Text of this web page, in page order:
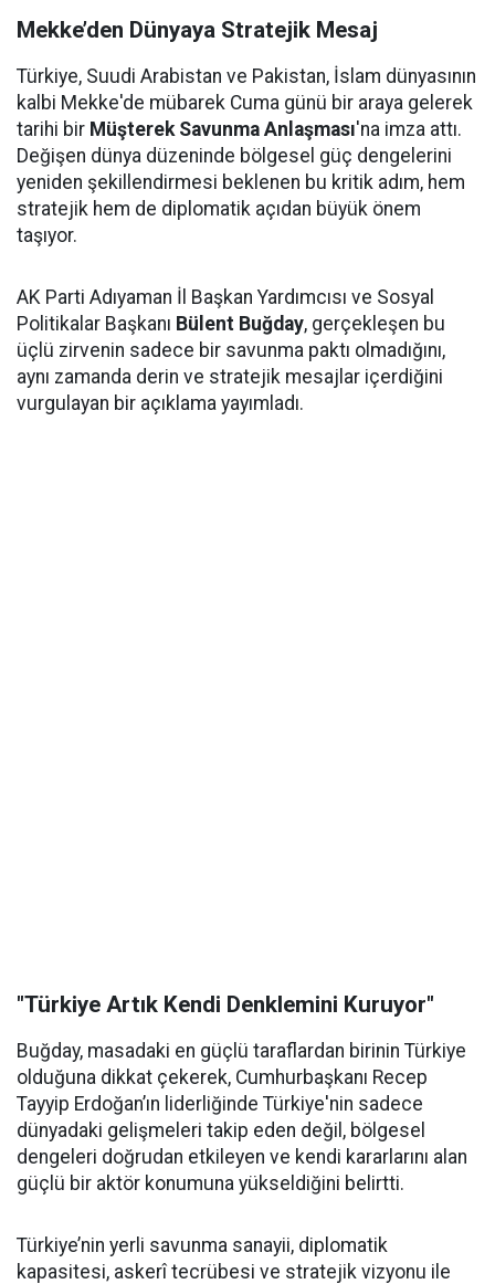
Mekke’den Dünyaya Stratejik Mesaj
Türkiye, Suudi Arabistan ve Pakistan, İslam dünyasının
kalbi Mekke'de mübarek Cuma günü bir araya gelerek
tarihi bir Müşterek Savunma Anlaşması'na imza attı.
Değişen dünya düzeninde bölgesel güç dengelerini
yeniden şekillendirmesi beklenen bu kritik adım, hem
stratejik hem de diplomatik açıdan büyük önem
taşıyor.
AK Parti Adıyaman İl Başkan Yardımcısı ve Sosyal
Politikalar Başkanı Bülent Buğday, gerçekleşen bu
üçlü zirvenin sadece bir savunma paktı olmadığını,
aynı zamanda derin ve stratejik mesajlar içerdiğini
vurgulayan bir açıklama yayımladı.
"Türkiye Artık Kendi Denklemini Kuruyor"
Buğday, masadaki en güçlü taraflardan birinin Türkiye
olduğuna dikkat çekerek, Cumhurbaşkanı Recep
Tayyip Erdoğan’ın liderliğinde Türkiye'nin sadece
dünyadaki gelişmeleri takip eden değil, bölgesel
dengeleri doğrudan etkileyen ve kendi kararlarını alan
güçlü bir aktör konumuna yükseldiğini belirtti.
Türkiye’nin yerli savunma sanayii, diplomatik
kapasitesi, askerî tecrübesi ve stratejik vizyonu ile